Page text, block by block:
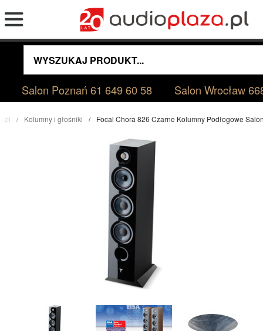
Salon Poznań61 649 60 58 Salon Wrocław
Kolumny i głośniki Focal Chora 826 Czarne Kolumny Podłogowe